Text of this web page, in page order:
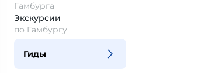
Гамбурга
Экскурсии
по Гамбургу
Гиды